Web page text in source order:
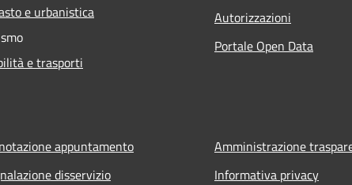
e urbanistica
e trasporti
Autorizzazioni
Portale Open Data
appuntamento
disservizio
Amministrazione
Informativa privacy